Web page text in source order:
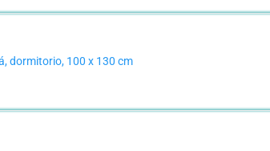
dormitorio, 100 x 130 cm